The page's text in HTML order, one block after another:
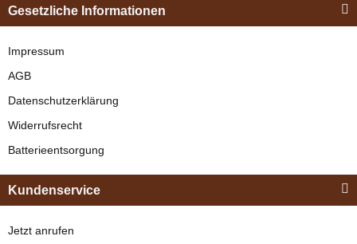
"Shettyglück"
Gesetzliche Informationen
Impressum
AGB
Datenschutzerklärung
Widerrufsrecht
Batterieentsorgung
Kundenservice
Jetzt anrufen